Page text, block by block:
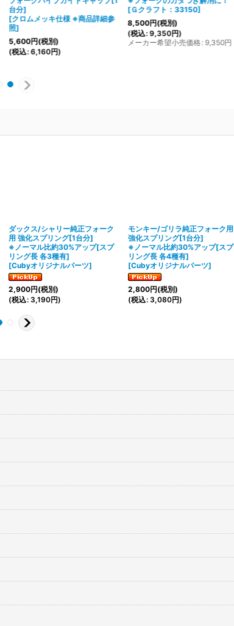
台分]
[クロムメッキ仕様 ※商品詳細参
照]
5,600円(税別)
(税込: 6,160円)
[Ｇクラフト：33150]
8,500円(税別)
(税込: 9,350円)
メーカー希望小売価格: 9,350円
ダックス/シャリー純正フォーク
用 強化スプリング[1台分]
※ノーマル比約30%アップ[スプ
リング長 各3種有]
[Cubyオリジナルパーツ]
2,900円(税別)
(税込: 3,190円)
モンキー/ゴリラ純正フォーク用
強化スプリング[1台分]
※ノーマル比約30%アップ[スプ
リング長 各4種有]
[Cubyオリジナルパーツ]
2,800円(税別)
(税込: 3,080円)